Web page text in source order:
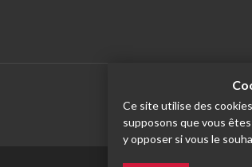
Español
Ce site utilise des
supposons que vous
y opposer si vous le